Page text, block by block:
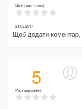
Ціни (вис -> низ):
21.03.2017
Щоб додати коментар,
5
Розташування: